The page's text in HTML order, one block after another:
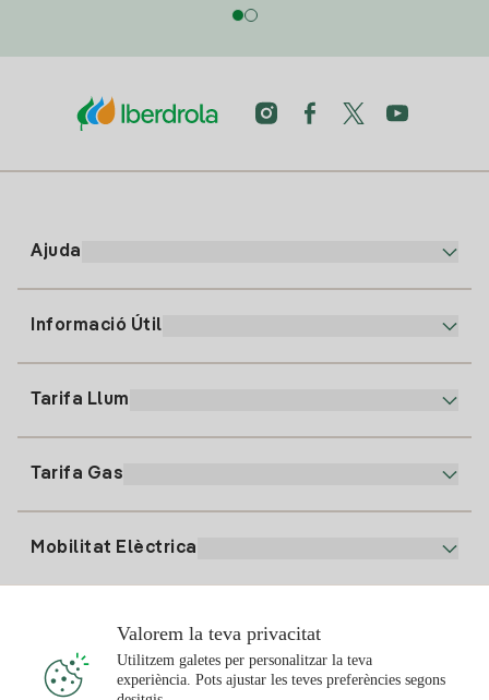
Ajuda
91 919 52 73
clientes@tuiberdrola.es
Informació Útil
Alta Gas
Tarifa Llum
Tarifa Gas
Mobilitat Elèctrica
Punts de Recàrrega
Valorem la teva privacitat
Utilitzem galetes per personalitzar la teva
experiència. Pots ajustar les teves preferències segons